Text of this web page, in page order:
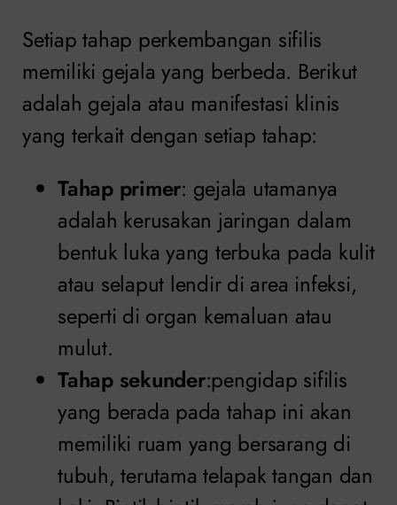
Setiap tahap perkembangan sifilis
memiliki gejala yang berbeda. Berikut
adalah gejala atau manifestasi klinis
yang terkait dengan setiap tahap:
Tahap primer: gejala utamanya
adalah kerusakan jaringan dalam
bentuk luka yang terbuka pada kulit
atau selaput lendir di area infeksi,
seperti di organ kemaluan atau
mulut.
Tahap sekunder:pengidap sifilis
yang berada pada tahap ini akan
memiliki ruam yang bersarang di
tubuh, terutama telapak tangan dan